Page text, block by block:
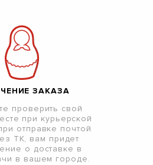
ЗАКАЗА
проверить свой
при курьерской
отправке почтой
ТК, вам придет
о доставке в
в вашем городе.